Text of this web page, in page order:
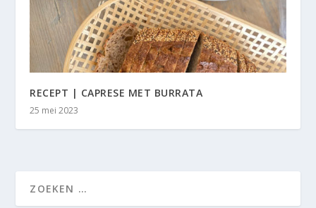
RECEPT | CAPRESE MET BURRATA
25 mei 2023